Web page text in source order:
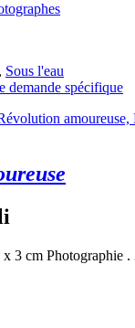
, Sous l'eau
demande spécifique
x 3 cm Photographie